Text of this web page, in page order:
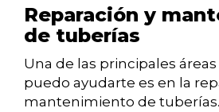
Reparación y
de tuberías
Una de las principales
puedo ayudarte es en la
mantenimiento de tuberías.